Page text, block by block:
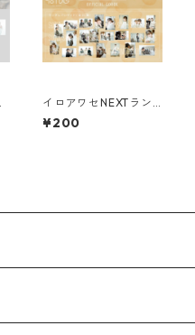
イロアワセNEXTラン
ダムブロマイド
¥200